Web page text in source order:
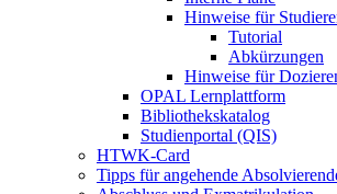
Hinweise für
Tutorial
Abkürzungen
Hinweise für
OPAL Lernplattform
Bibliothekskatalog
Studienportal (QIS)
HTWK-Card
Tipps für angehende